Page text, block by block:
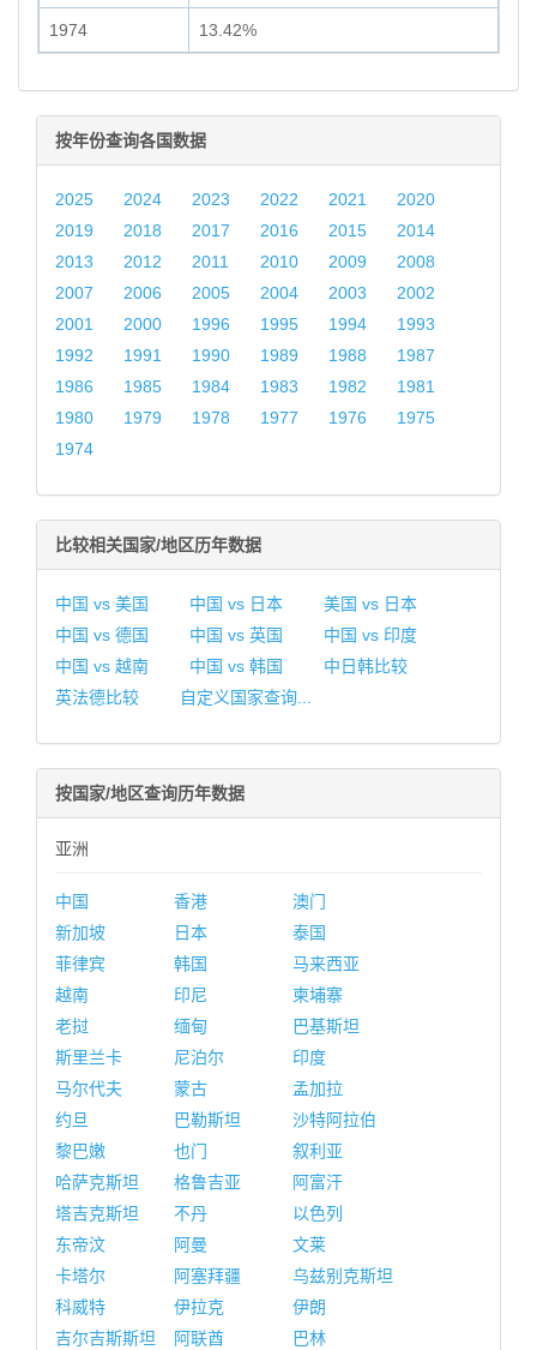
1974 13.42%
按年份查询各国数据
2025 2024 2023 2022 2021
2020
2019
2018 2017 2016 2015
2014
2013
2012 2011 2010 2009
2008
2007
2006 2005 2004 2003
2002
2001
2000 1996 1995 1994
1993
1992
1991 1990 1989 1988
1987
1986
1985 1984 1983 1982
1981
1980
1979 1978 1977 1976
1975
1974
比较相关国家/地区历年数据
中国 vs 美国 中国 vs 日本
美国 vs 日本
中国 vs 德国
中国 vs 英国
中国 vs 印度
中国 vs 越南
中国 vs 韩国
中日韩比较
英法德比较
自定义国家查询...
按国家/地区查询历年数据
亚洲
中国 香港
澳门
新加坡
日本
泰国
菲律宾
韩国
马来西亚
越南
印尼
柬埔寨
老挝
缅甸
巴基斯坦
斯里兰卡
尼泊尔
印度
马尔代夫
蒙古
孟加拉
约旦
巴勒斯坦
沙特阿拉伯
黎巴嫩
也门
叙利亚
哈萨克斯坦
格鲁吉亚
阿富汗
塔吉克斯坦
不丹
以色列
东帝汶
阿曼
文莱
卡塔尔
阿塞拜疆
乌兹别克斯坦
科威特
伊拉克
伊朗
吉尔吉斯斯坦
阿联酋
巴林